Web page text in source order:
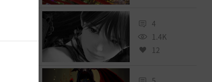
4
1.4K
12